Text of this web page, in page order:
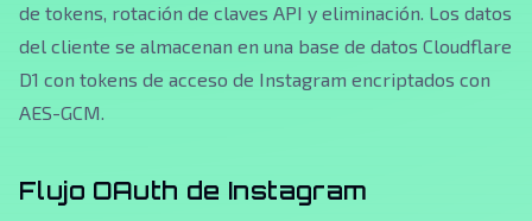
de tokens, rotación de claves API y eliminación. Los datos
del cliente se almacenan en una base de datos Cloudflare
D1 con tokens de acceso de Instagram encriptados con
AES-GCM.
Flujo OAuth de Instagram